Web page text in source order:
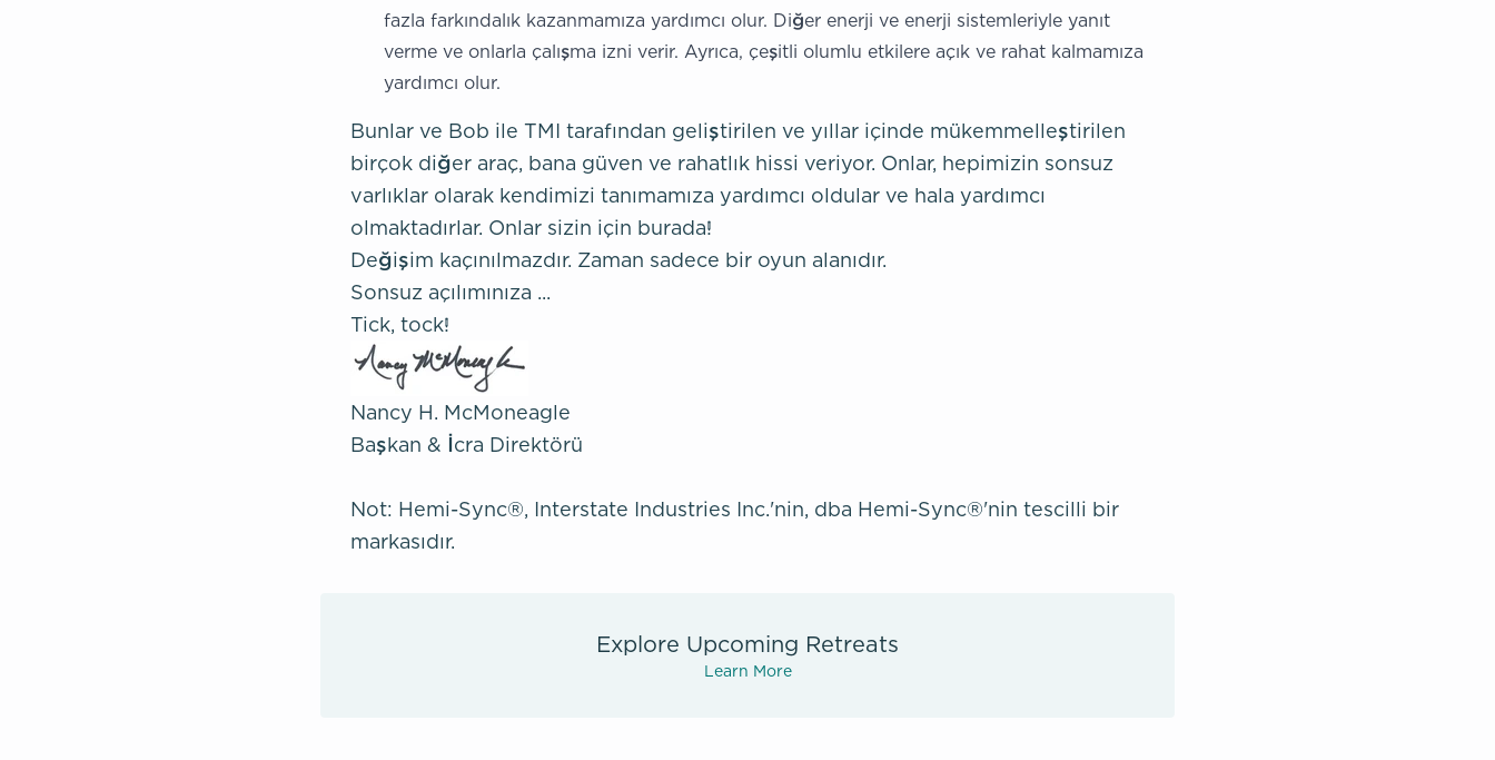
fazla farkındalık kazanmamıza yardımcı olur. Diğer enerji ve enerji sistemleriyle yanıt
verme ve onlarla çalışma izni verir. Ayrıca, çeşitli olumlu etkilere açık ve rahat kalmamıza
yardımcı olur.
Bunlar ve Bob ile TMI tarafından geliştirilen ve yıllar içinde mükemmelleştirilen
birçok diğer araç, bana güven ve rahatlık hissi veriyor. Onlar, hepimizin sonsuz
varlıklar olarak kendimizi tanımamıza yardımcı oldular ve hala yardımcı
olmaktadırlar. Onlar sizin için burada!
Değişim kaçınılmazdır. Zaman sadece bir oyun alanıdır.
Sonsuz açılımınıza ...
Tick, tock!
Nancy H. McMoneagle
Başkan & İcra Direktörü
Not: Hemi-Sync®, Interstate Industries Inc.'nin, dba Hemi-Sync®'nin tescilli bir
markasıdır.
Explore Upcoming Retreats
Learn More